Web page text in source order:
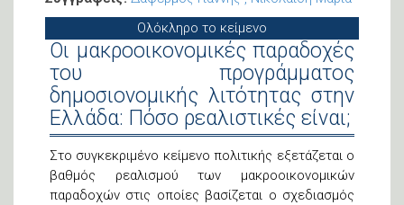
Ολόκληρο το κείμενο
Οι μακροοικονομικές παραδοχές
του προγράμματος
δημοσιονομικής λιτότητας στην
Ελλάδα: Πόσο ρεαλιστικές είναι;
Στο συγκεκριμένο κείμενο πολιτικής εξετάζεται ο
βαθμός ρεαλισμού των μακροοικονομικών
παραδοχών στις οποίες βασίζεται ο σχεδιασμός